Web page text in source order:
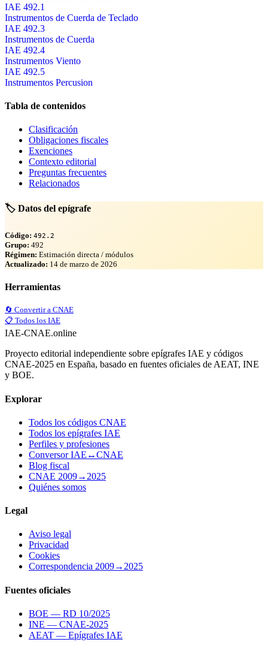
IAE 492.1
Instrumentos de Cuerda de Teclado
IAE 492.3
Instrumentos de Cuerda
IAE 492.4
Instrumentos Viento
IAE 492.5
Instrumentos Percusion
Tabla de contenidos
Clasificación
Obligaciones fiscales
Exenciones
Contexto editorial
Preguntas frecuentes
Relacionados
🏷️ Datos del epígrafe
Código: 492.2
Grupo: 492
Régimen: Estimación directa / módulos
Actualizado: 14 de marzo de 2026
Herramientas
🔄 Convertir a CNAE
📋 Todos los IAE
IAE-CNAE.online
Proyecto editorial independiente sobre epígrafes IAE y códigos
CNAE-2025 en España, basado en fuentes oficiales de AEAT, INE
y BOE.
Explorar
Todos los códigos CNAE
Todos los epígrafes IAE
Perfiles y profesiones
Conversor IAE↔CNAE
Blog fiscal
CNAE 2009→2025
Quiénes somos
Legal
Aviso legal
Privacidad
Cookies
Correspondencia 2009→2025
Fuentes oficiales
BOE — RD 10/2025
INE — CNAE-2025
AEAT — Epígrafes IAE